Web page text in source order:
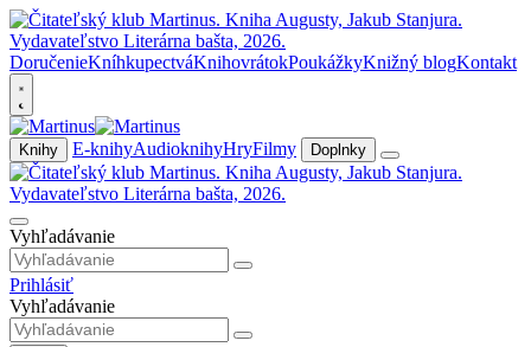
DoručenieKníhkupectváKnihovrátokPoukážkyKnižný blogKontakt
Knihy E-knihyAudioknihyHryFilmy Doplnky
Vyhľadávanie
Prihlásiť
Vyhľadávanie